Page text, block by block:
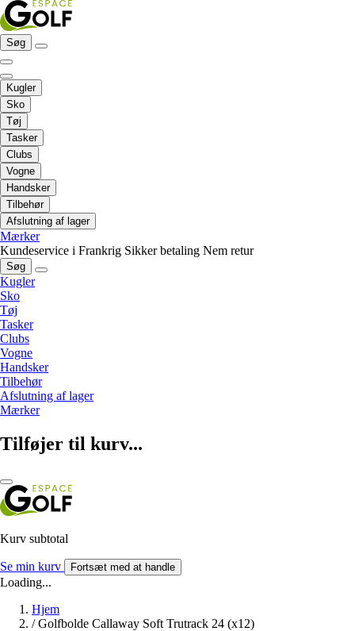
Søg
Kugler
Sko
Tøj
Tasker
Clubs
Vogne
Handsker
Tilbehør
Afslutning af lager
Mærker
Kundeservice i Frankrig Sikker betaling Nem retur
Søg
Kugler
Sko
Tøj
Tasker
Clubs
Vogne
Handsker
Tilbehør
Afslutning af lager
Mærker
Tilføjer til kurv...
Kurv subtotal
Se min kurv Fortsæt med at handle
Loading...
Hjem
/ Golfbolde Callaway Soft Trutrack 24 (x12)